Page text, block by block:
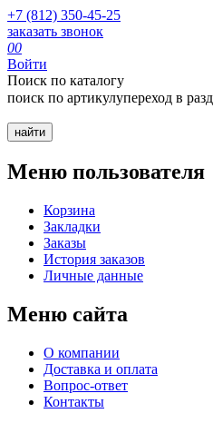
+7 (812) 350-45-25
заказать звонок
00
Войти
Поиск по каталогу
поиск по артикулупереход в
Меню пользователя
Корзина
Закладки
Заказы
История заказов
Личные данные
Меню сайта
О компании
Доставка и оплата
Вопрос-ответ
Контакты